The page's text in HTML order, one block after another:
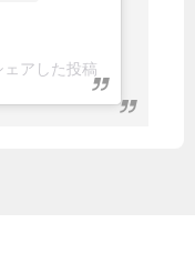
アした投稿